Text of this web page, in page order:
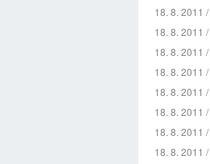
18. 8. 2011 /
18. 8. 2011 /
18. 8. 2011 /
18. 8. 2011 /
18. 8. 2011 /
18. 8. 2011 /
18. 8. 2011 /
18. 8. 2011 /